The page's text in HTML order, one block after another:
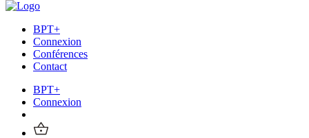
BPT+
Connexion
Conférences
Contact
BPT+
Connexion